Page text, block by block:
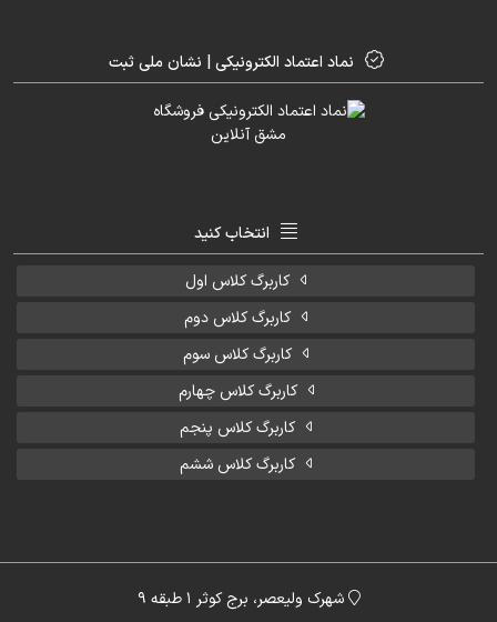
نماد اعتماد الکترونیکی | نشان ملی ثبت
انتخاب کنید
کاربرگ کلاس اول
کاربرگ کلاس دوم
کاربرگ کلاس سوم
کاربرگ کلاس چهارم
کاربرگ کلاس پنجم
کاربرگ کلاس ششم
شهرک ولیعصر، برج کوثر 1 طبقه 9